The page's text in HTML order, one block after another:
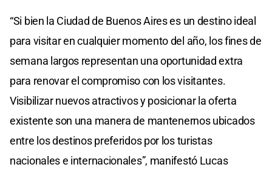
“Si bien la Ciudad de Buenos Aires es un destino ideal
para visitar en cualquier momento del año, los fines de
semana largos representan una oportunidad extra
para renovar el compromiso con los visitantes.
Visibilizar nuevos atractivos y posicionar la oferta
existente son una manera de mantenernos ubicados
entre los destinos preferidos por los turistas
nacionales e internacionales”, manifestó Lucas